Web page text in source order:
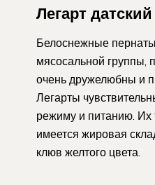
Легарт датский
Белоснежные
мясосальной группы,
очень дружелюбны и
Легарты
режиму и питанию. Их
имеется жировая
клюв желтого цвета.